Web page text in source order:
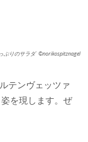
ぷりのサラダ ©norikospitznagel
テンヴェッツァ
を現します。ぜ